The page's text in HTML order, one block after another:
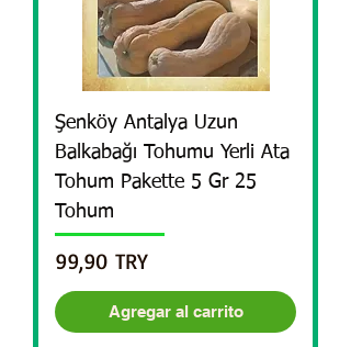
Şenköy Antalya Uzun
Balkabağı Tohumu Yerli Ata
Tohum Pakette 5 Gr 25
Tohum
Precio
99,90 TRY
Agregar al carrito